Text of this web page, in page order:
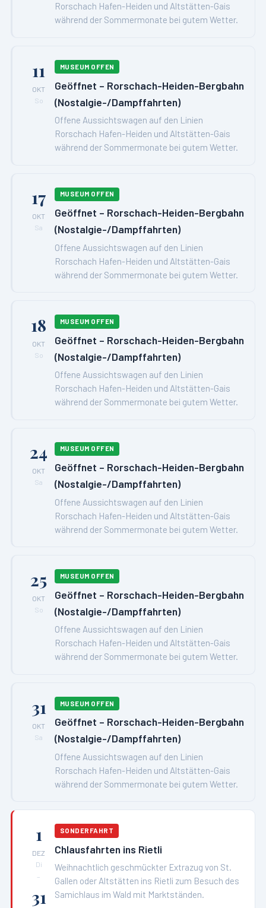
Rorschach Hafen-Heiden und Altstätten-Gais
während der Sommermonate bei gutem Wetter.
11
OKT
So
MUSEUM OFFEN
Geöffnet – Rorschach-Heiden-Bergbahn
(Nostalgie-/Dampffahrten)
Offene Aussichtswagen auf den Linien
Rorschach Hafen-Heiden und Altstätten-Gais
während der Sommermonate bei gutem Wetter.
17
OKT
Sa
MUSEUM OFFEN
Geöffnet – Rorschach-Heiden-Bergbahn
(Nostalgie-/Dampffahrten)
Offene Aussichtswagen auf den Linien
Rorschach Hafen-Heiden und Altstätten-Gais
während der Sommermonate bei gutem Wetter.
18
OKT
So
MUSEUM OFFEN
Geöffnet – Rorschach-Heiden-Bergbahn
(Nostalgie-/Dampffahrten)
Offene Aussichtswagen auf den Linien
Rorschach Hafen-Heiden und Altstätten-Gais
während der Sommermonate bei gutem Wetter.
24
OKT
Sa
MUSEUM OFFEN
Geöffnet – Rorschach-Heiden-Bergbahn
(Nostalgie-/Dampffahrten)
Offene Aussichtswagen auf den Linien
Rorschach Hafen-Heiden und Altstätten-Gais
während der Sommermonate bei gutem Wetter.
25
OKT
So
MUSEUM OFFEN
Geöffnet – Rorschach-Heiden-Bergbahn
(Nostalgie-/Dampffahrten)
Offene Aussichtswagen auf den Linien
Rorschach Hafen-Heiden und Altstätten-Gais
während der Sommermonate bei gutem Wetter.
31
OKT
Sa
MUSEUM OFFEN
Geöffnet – Rorschach-Heiden-Bergbahn
(Nostalgie-/Dampffahrten)
Offene Aussichtswagen auf den Linien
Rorschach Hafen-Heiden und Altstätten-Gais
während der Sommermonate bei gutem Wetter.
1
DEZ
Di
–
31
SONDERFAHRT
Chlausfahrten ins Rietli
Weihnachtlich geschmückter Extrazug von St.
Gallen oder Altstätten ins Rietli zum Besuch des
Samichlaus im Wald mit Marktständen.